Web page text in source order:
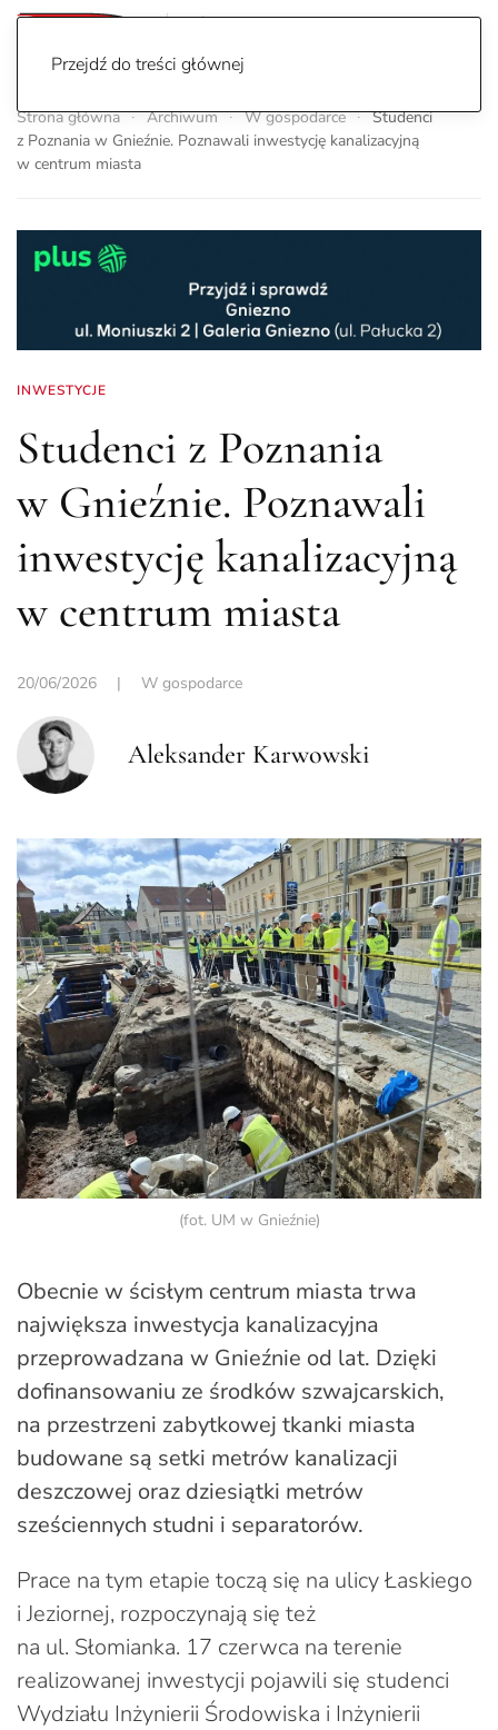
Przejdź do treści głównej
Strona główna Archiwum W gospodarce
Studenci
z Poznania w Gnieźnie. Poznawali inwestycję kanalizacyjną
w centrum miasta
INWESTYCJE
Studenci z Poznania
w Gnieźnie. Poznawali
inwestycję kanalizacyjną
w centrum miasta
20/06/2026 | W gospodarce
Aleksander Karwowski
(fot. UM w Gnieźnie)
Obecnie w ścisłym centrum miasta trwa
największa inwestycja kanalizacyjna
przeprowadzana w Gnieźnie od lat. Dzięki
dofinansowaniu ze środków szwajcarskich,
na przestrzeni zabytkowej tkanki miasta
budowane są setki metrów kanalizacji
deszczowej oraz dziesiątki metrów
sześciennych studni i separatorów.
Prace na tym etapie toczą się na ulicy Łaskiego
i Jeziornej, rozpoczynają się też
na ul. Słomianka. 17 czerwca na terenie
realizowanej inwestycji pojawili się studenci
Wydziału Inżynierii Środowiska i Inżynierii